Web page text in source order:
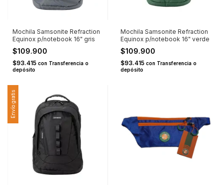
Mochila Samsonite Refraction
Equinox p/notebook 16" gris
$109.900
$93.415 con Transferencia o
depósito
Mochila Samsonite Refraction
Equinox p/notebook 16" verde
$109.900
$93.415 con Transferencia o
depósito
Envío gratis